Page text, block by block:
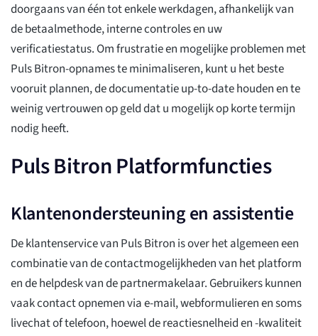
doorgaans van één tot enkele werkdagen, afhankelijk van
de betaalmethode, interne controles en uw
verificatiestatus. Om frustratie en mogelijke problemen met
Puls Bitron-opnames te minimaliseren, kunt u het beste
vooruit plannen, de documentatie up-to-date houden en te
weinig vertrouwen op geld dat u mogelijk op korte termijn
nodig heeft.
Puls Bitron Platformfuncties
Klantenondersteuning en assistentie
De klantenservice van Puls Bitron is over het algemeen een
combinatie van de contactmogelijkheden van het platform
en de helpdesk van de partnermakelaar. Gebruikers kunnen
vaak contact opnemen via e-mail, webformulieren en soms
livechat of telefoon, hoewel de reactiesnelheid en -kwaliteit